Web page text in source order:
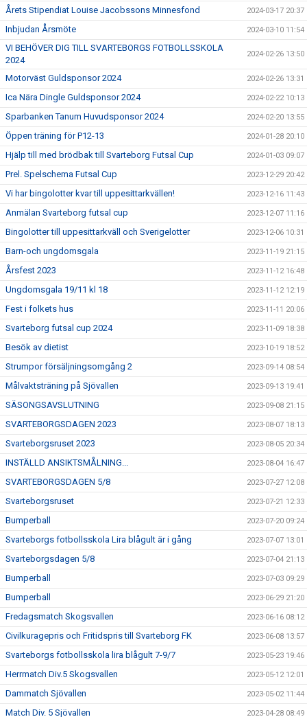
Årets Stipendiat Louise Jacobssons Minnesfond 2024-03-17 20:37
Inbjudan Årsmöte 2024-03-10 11:54
VI BEHÖVER DIG TILL SVARTEBORGS FOTBOLLSSKOLA
2024
2024-02-26 13:50
Motorväst Guldsponsor 2024 2024-02-26 13:31
Ica Nära Dingle Guldsponsor 2024 2024-02-22 10:13
Sparbanken Tanum Huvudsponsor 2024 2024-02-20 13:55
Öppen träning för P12-13 2024-01-28 20:10
Hjälp till med brödbak till Svarteborg Futsal Cup 2024-01-03 09:07
Prel. Spelschema Futsal Cup 2023-12-29 20:42
Vi har bingolotter kvar till uppesittarkvällen! 2023-12-16 11:43
Anmälan Svarteborg futsal cup 2023-12-07 11:16
Bingolotter till uppesittarkväll och Sverigelotter 2023-12-06 10:31
Barn-och ungdomsgala 2023-11-19 21:15
Årsfest 2023 2023-11-12 16:48
Ungdomsgala 19/11 kl 18 2023-11-12 12:19
Fest i folkets hus 2023-11-11 20:06
Svarteborg futsal cup 2024 2023-11-09 18:38
Besök av dietist 2023-10-19 18:52
Strumpor försäljningsomgång 2 2023-09-14 08:54
Målvaktsträning på Sjövallen 2023-09-13 19:41
SÄSONGSAVSLUTNING 2023-09-08 21:15
SVARTEBORGSDAGEN 2023 2023-08-07 18:13
Svarteborgsruset 2023 2023-08-05 20:34
INSTÄLLD ANSIKTSMÅLNING... 2023-08-04 16:47
SVARTEBORGSDAGEN 5/8 2023-07-27 12:08
Svarteborgsruset 2023-07-21 12:33
Bumperball 2023-07-20 09:24
Svarteborgs fotbollsskola Lira blågult är i gång 2023-07-07 13:01
Svarteborgsdagen 5/8 2023-07-04 21:13
Bumperball 2023-07-03 09:29
Bumperball 2023-06-29 21:20
Fredagsmatch Skogsvallen 2023-06-16 08:12
Civilkuragepris och Fritidspris till Svarteborg FK 2023-06-08 13:57
Svarteborgs fotbollsskola lira blågult 7-9/7 2023-05-23 19:46
Herrmatch Div.5 Skogsvallen 2023-05-12 12:01
Dammatch Sjövallen 2023-05-02 11:44
Match Div. 5 Sjövallen 2023-04-28 08:49